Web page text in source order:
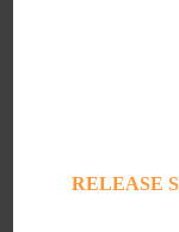
RELEASE